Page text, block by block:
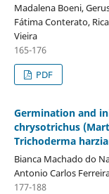
Madalena Boeni,
Fátima Conterato,
Vieira
165-176
PDF
Germination and
chrysotrichus
Trichoderma
Bianca Machado do
Antonio Carlos
177-188